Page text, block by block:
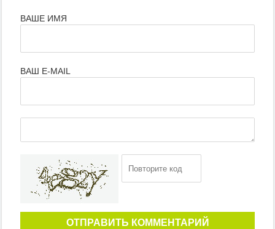
ВАШЕ ИМЯ
ВАШ E-MAIL
ОТПРАВИТЬ КОММЕНТАРИЙ